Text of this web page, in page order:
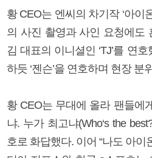
황 CEO는 엔씨의 차기작 ‘아이
의 사진 촬영과 사인 요청에도
김 대표의 이니셜인 ‘TJ’를 연
하듯 ‘젠슨’을 연호하며 현장 분
황 CEO는 무대에 올라 팬들에
냐. 누가 최고냐(Who‘s the
호로 화답했다. 이어 “나도 아이